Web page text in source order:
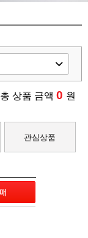
총 상품 금액 0 원
관심상품